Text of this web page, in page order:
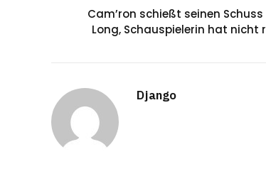
Cam’ron schießt seinen
Long, Schauspielerin hat nicht
Django